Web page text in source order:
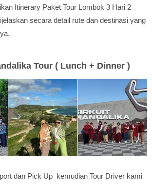
Itinerary Paket Tour Lombok 3 Hari 2
secara detail rute dan destinasi yang
Tour ( Lunch + Dinner )
dan Pick Up kemudian Tour Driver kami